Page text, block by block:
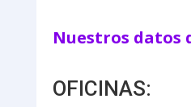
Nuestros datos
OFICINAS: